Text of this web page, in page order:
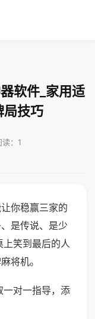
软件_家用适
局技巧
：1
你稳赢三家的
是传说、是少
笑到最后的人
将机。
一对一指导，添